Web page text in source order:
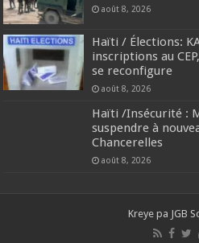
août 8, 2026
Haïti / Élections:
inscriptions au
se reconfigure
août 8, 2026
Haïti /Insécurité :
suspendre à
Chancerelles
août 8, 2026
Kreye pa JGB